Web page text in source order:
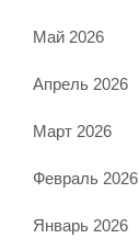
Май 2026
Апрель 2026
Март 2026
Февраль 2026
Январь 2026